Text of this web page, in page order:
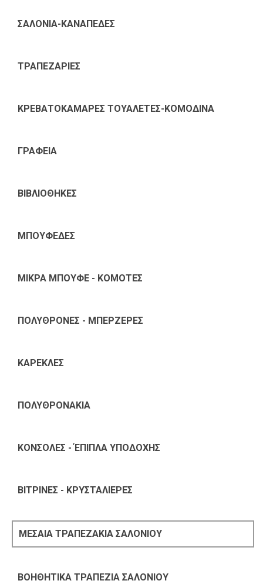
ΣΑΛΟΝΙΑ-ΚΑΝΑΠΕΔΕΣ
ΤΡΑΠΕΖΑΡΙΕΣ
ΚΡΕΒΑΤΟΚΑΜΑΡΕΣ ΤΟΥΑΛΕΤΕΣ-ΚΟΜΟΔΙΝΑ
ΓΡΑΦΕΙΑ
ΒΙΒΛΙΟΘΗΚΕΣ
ΜΠΟΥΦΕΔΕΣ
ΜΙΚΡΑ ΜΠΟΥΦΕ - ΚΟΜΟΤΕΣ
ΠΟΛΥΘΡΟΝΕΣ - ΜΠΕΡΖΕΡΕΣ
ΚΑΡΕΚΛΕΣ
ΠΟΛΥΘΡΟΝΑΚΙΑ
ΚΟΝΣΟΛΕΣ - ΈΠΙΠΛΑ ΥΠΟΔΟΧΗΣ
ΒΙΤΡΙΝΕΣ - ΚΡΥΣΤΑΛΙΕΡΕΣ
ΜΕΣΑΙΑ ΤΡΑΠΕΖΑΚΙΑ ΣΑΛΟΝΙΟΥ
ΒΟΗΘΗΤΙΚΑ ΤΡΑΠΕΖΙΑ ΣΑΛΟΝΙΟΥ